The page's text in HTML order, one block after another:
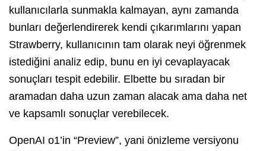
kullanıcılarla sunmakla kalmayan, aynı zamanda
bunları değerlendirerek kendi çıkarımlarını yapan
Strawberry, kullanıcının tam olarak neyi öğrenmek
istediğini analiz edip, bunu en iyi cevaplayacak
sonuçları tespit edebilir. Elbette bu sıradan bir
aramadan daha uzun zaman alacak ama daha net
ve kapsamlı sonuçlar verebilecek.
OpenAI o1’in “Preview”, yani önizleme versiyonu